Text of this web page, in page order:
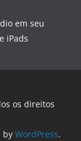
os direitos
by WordPress.